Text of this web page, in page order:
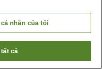
Thành phố Shizuoka
trống
nhân của tôi
cả